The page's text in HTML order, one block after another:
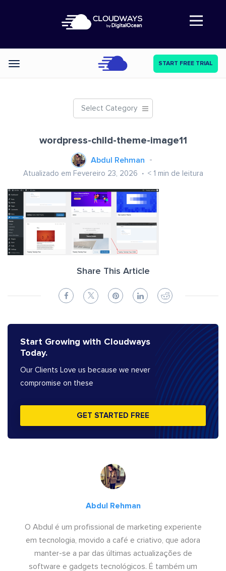
Abre a navegação
Categories START FREE TRIAL
Select Category
wordpress-child-theme-image11
Abdul Rehman
Atualizado em Fevereiro 23, 2026 < 1 min de leitura
Share This Article
Start Growing with Cloudways
Today.
Our Clients Love us because we never
compromise on these
GET STARTED FREE
Abdul Rehman
O Abdul é um profissional de marketing experiente
em tecnologia, movido a café e criativo, que adora
manter-se a par das últimas actualizações de
software e gadgets tecnológicos. É também um